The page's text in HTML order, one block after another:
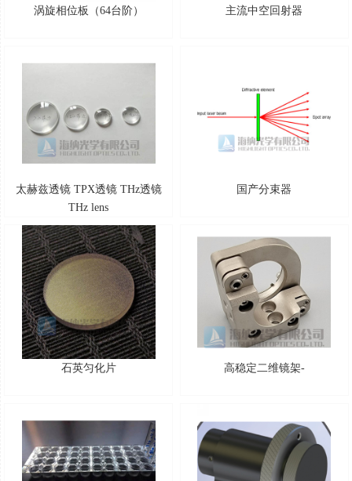
涡旋相位板（64台阶） 主流中空回射器
太赫兹透镜 TPX透镜 THz透镜
THz lens
国产分束器
石英匀化片 高稳定二维镜架-